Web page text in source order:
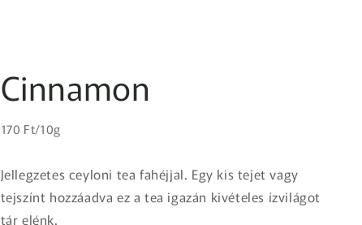
Cinnamon
Normál
Egységár
170 Ft/10g
Jellegzetes ceyloni tea fahéjjal. Egy kis tejet vagy
tejszínt hozzáadva ez a tea igazán kivételes ízvilágot
tár elénk.